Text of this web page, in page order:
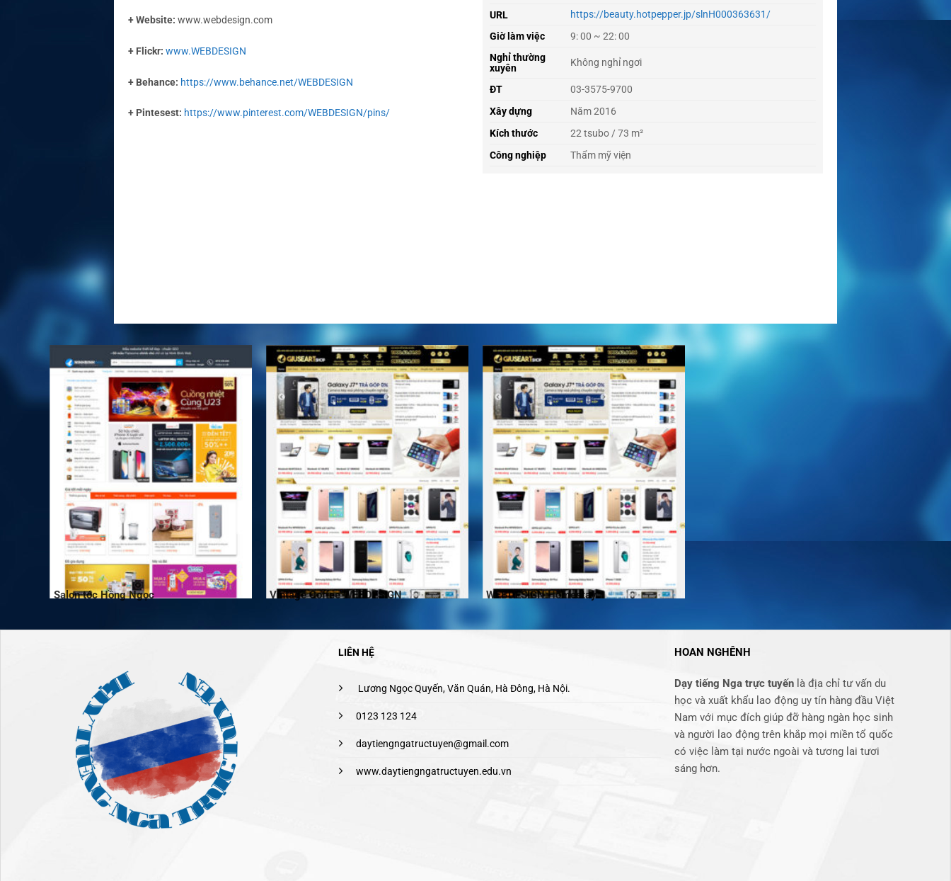
+ Website: www.webdesign.com
+ Flickr: www.WEBDESIGN
+ Behance: https://www.behance.net/WEBDESIGN
+ Pintesest: https://www.pinterest.com/WEBDESIGN/pins/
URL
https://beauty.hotpepper.jp/slnH000363631/
Giờ làm việc
9: 00 ~ 22: 00
Nghỉ thường
xuyên
Không nghỉ ngơi
ĐT
03-3575-9700
Xây dựng
Năm 2016
Kích thước
22 tsubo / 73 m²
Công nghiệp
Thẩm mỹ viện
Salon tóc Hồng Ngọc Vintage Coffee WEBDESIGN WEBDESIGN Homestay
LIÊN HỆ
Lương Ngọc Quyến, Văn Quán, Hà Đông, Hà Nội.
0123 123 124
daytiengngatructuyen@gmail.com
www.daytiengngatructuyen.edu.vn
HOAN NGHÊNH
Dạy tiếng Nga trực tuyến là địa chỉ tư vấn du
học và xuất khẩu lao động uy tín hàng đầu Việt
Nam với mục đích giúp đỡ hàng ngàn học sinh
và người lao động trên khắp mọi miền tổ quốc
có việc làm tại nước ngoài và tương lai tươi
sáng hơn​.